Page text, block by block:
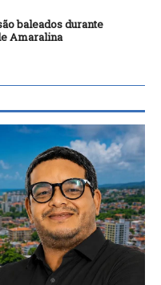
baleados durante
Amaralina